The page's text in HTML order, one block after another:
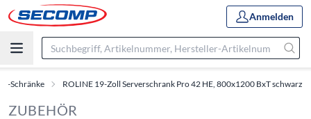
Anmelden
Schränke ROLINE 19-Zoll Serverschrank Pro 42 HE, 800x1200 BxT schwarz
ZUBEHÖR